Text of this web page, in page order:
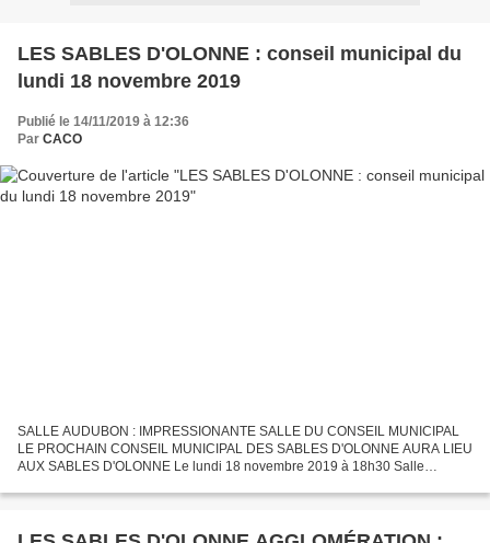
LES SABLES D'OLONNE : conseil municipal du
lundi 18 novembre 2019
Publié le 14/11/2019 à 12:36
Par CACO
SALLE AUDUBON : IMPRESSIONANTE SALLE DU CONSEIL MUNICIPAL
LE PROCHAIN CONSEIL MUNICIPAL DES SABLES D'OLONNE AURA LIEU
AUX SABLES D'OLONNE Le lundi 18 novembre 2019 à 18h30 Salle
SÉANCES DU CONSEIL...